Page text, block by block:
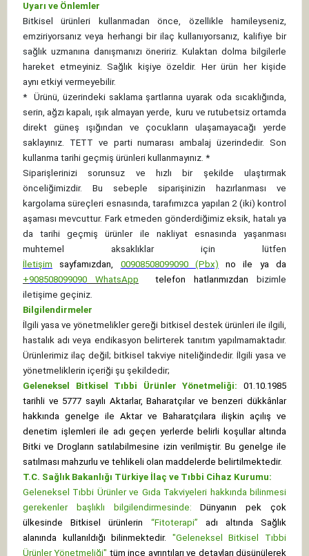
Uyarı ve Önlemler
Bitkisel ürünleri kullanmadan önce, özellikle hamileyseniz,
emziriyorsanız veya herhangi bir ilaç kullanıyorsanız, kalifiye bir
sağlık uzmanına danışmanızı öneririz. Kulaktan dolma bilgilerle
hareket etmeyiniz. Sağlık kişiye özeldir. Her ürün her kişide
aynı etkiyi vermeyebilir.
*
Ürünü, üzerindeki saklama şartlarına uyarak oda sıcaklığında,
serin, ağzı kapalı, ışık almayan yerde, kuru ve rutubetsiz ortamda
direkt güneş ışığından ve çocukların ulaşamayacağı yerde
saklayınız. TETT ve parti numarası ambalaj üzerindedir. Son
kullanma tarihi geçmiş ürünleri kullanmayınız. *
Siparişlerinizi sorunsuz ve hızlı bir şekilde ulaştırmak
önceliğimizdir. Bu sebeple siparişinizin hazırlanması ve
kargolama süreçleri esnasında, tarafımızca yapılan 2 (iki) kontrol
aşaması mevcuttur. Fark etmeden gönderdiğimiz eksik, hatalı ya
da tarihi geçmiş ürünler ile nakliyat esnasında yaşanması
muhtemel aksaklıklar için lütfen
İletişim
sayfamızdan, 00908508099090 (Pbx) no ile ya da
+908508099090 WhatsApp telefon hatlarımızdan bizimle
iletişime geçiniz.
Bilgilendirmeler
İlgili yasa ve yönetmelikler gereği bitkisel destek ürünleri ile ilgili,
hastalık adı veya endikasyon belirterek tanıtım yapılmamaktadır.
Ürünlerimiz ilaç değil; bitkisel takviye niteliğindedir. İlgili yasa ve
yönetmeliklerin içeriği şu şekildedir;
Geleneksel Bitkisel Tıbbi Ürünler Yönetmeliği: 01.10.1985
tarihli ve 5777 sayılı Aktarlar, Baharatçılar ve benzeri dükkânlar
hakkında genelge ile Aktar ve Baharatçılara ilişkin açılış ve
denetim işlemleri ile adı geçen yerlerde belirli koşullar altında
Bitki ve Drogların satılabilmesine izin verilmiştir. Bu genelge ile
satılması mahzurlu ve tehlikeli olan maddelerde belirtilmektedir.
T.C. Sağlık Bakanlığı Türkiye İlaç ve Tıbbi Cihaz Kurumu:
Geleneksel Tıbbi Ürünler ve Gıda Takviyeleri hakkında bilinmesi
gerekenler başlıklı bilgilendirmesinde:
Dünyanın pek çok
ülkesinde Bitkisel ürünlerin “Fitoterapi” adı altında Sağlık
alanında kullanıldığı bilinmektedir. "Geleneksel Bitkisel Tıbbi
Ürünler Yönetmeliği" tüm ince ayrıntıları ve detayları düşünülerek